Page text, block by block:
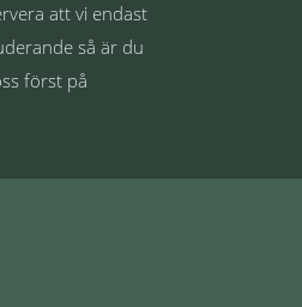
att vi endast
så är du
först på